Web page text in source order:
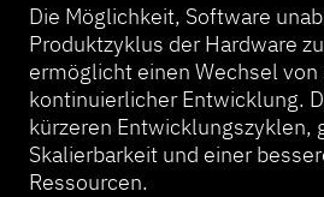
Die Möglichkeit, Software
Produktzyklus der Hardware
ermöglicht einen Wechsel
kontinuierlicher Entwicklung.
kürzeren Entwicklungszyklen,
Skalierbarkeit und einer
Ressourcen.